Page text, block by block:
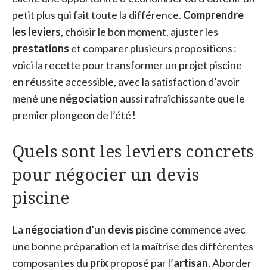
petit plus qui fait toute la différence. Comprendre
les leviers, choisir le bon moment, ajuster les
prestations et comparer plusieurs propositions :
voici la recette pour transformer un projet piscine
en réussite accessible, avec la satisfaction d’avoir
mené une négociation aussi rafraîchissante que le
premier plongeon de l’été !
Quels sont les leviers concrets
pour négocier un devis
piscine
La négociation d’un devis piscine commence avec
une bonne préparation et la maîtrise des différentes
composantes du prix proposé par l’artisan. Aborder